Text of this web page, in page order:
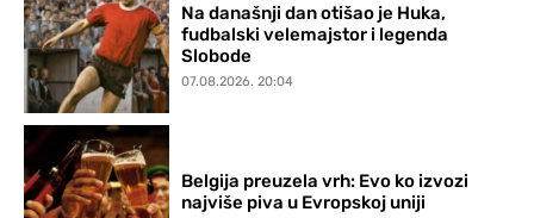
Na današnji dan otišao je Huka,
fudbalski velemajstor i legenda
Slobode
07.08.2026. 20:04
Belgija preuzela vrh: Evo ko izvozi
najviše piva u Evropskoj uniji